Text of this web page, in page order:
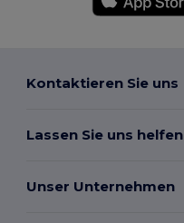
Kontaktieren Sie uns
Lassen Sie uns helfen
Unser Unternehmen